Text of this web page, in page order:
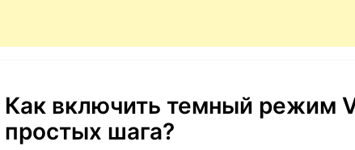
Как включить темный режим
простых шага?